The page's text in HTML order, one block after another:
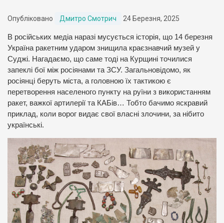
Опубліковано Дмитро Смотрич 24 Березня, 2025
В російських медіа наразі мусується історія, що 14 березня
Україна ракетним ударом знищила краєзнавчий музей у
Суджі. Нагадаємо, що саме тоді на Курщині точилися
запеклі бої між росіянами та ЗСУ. Загальновідомо, як
росіянці беруть міста, а головною їх тактикою є
перетворення населеного пункту на руїни з використанням
ракет, важкої артилерії та КАБів… Тобто бачимо яскравий
приклад, коли ворог видає свої власні злочини, за нібито
українські.